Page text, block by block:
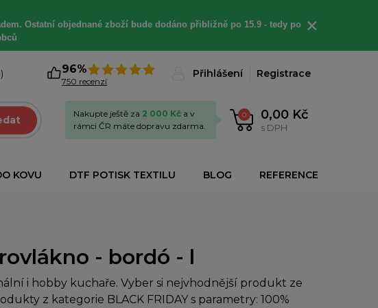
Ostatní objednané zboží bude dodáno přibližně po 15.9 - tedy po
×
96%
750 recenzí
Přihlášení Registrace
0 0,00 Kč
s DPH
Nakupte ještě za 2 000 Kč a v
rámci ČR máte dopravu zdarma.
KOVU DTF POTISK TEXTILU BLOG REFERENCE
- bordó - l
i hobby kuchaře. Vyber si nejvhodnější produkt ze
z kategorie BLACK FRIDAY s parametry: 100%